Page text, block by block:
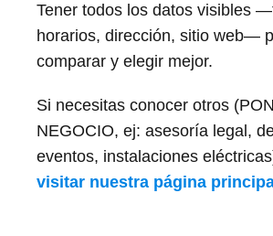
Tener todos los datos visibles
horarios, dirección, sitio web—
comparar y elegir mejor.
Si necesitas conocer otros
NEGOCIO, ej: asesoría legal,
eventos, instalaciones
visitar nuestra página